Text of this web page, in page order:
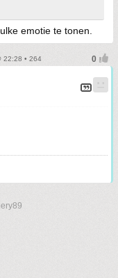
emotie te tonen.
22:28 • 264